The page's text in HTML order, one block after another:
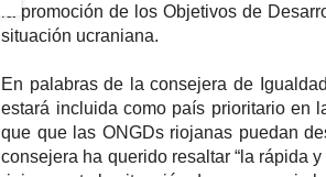
la promoción de los Objetivos de
situación ucraniana.
En palabras de la consejera de
estará incluida como país prioritario en
que que las ONGDs riojanas puedan
consejera ha querido resaltar “la rápida